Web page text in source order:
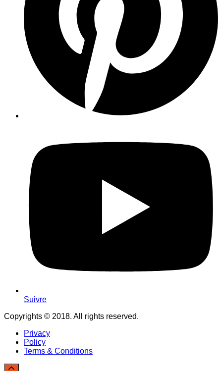
Suivre
Copyrights © 2018. All rights reserved.
Privacy
Policy
Terms & Conditions